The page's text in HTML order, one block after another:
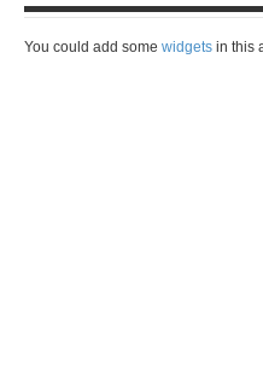
You could add some widgets in this